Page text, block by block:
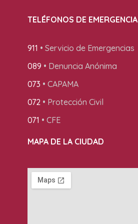
TELÉFONOS DE EMERGENCIA
911 • Servicio de Emergencias
089 • Denuncia Anónima
073 • CAPAMA
072• Protección Civil
071 • CFE
MAPA DE LA CIUDAD